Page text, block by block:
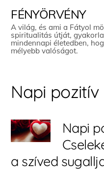
content
FÉNYÖRVÉNY
A világ, és ami a Fátyol
spiritualitás útját,
mindennapi életedben,
mélyebb valóságot.
Napi
Napi
a szíved